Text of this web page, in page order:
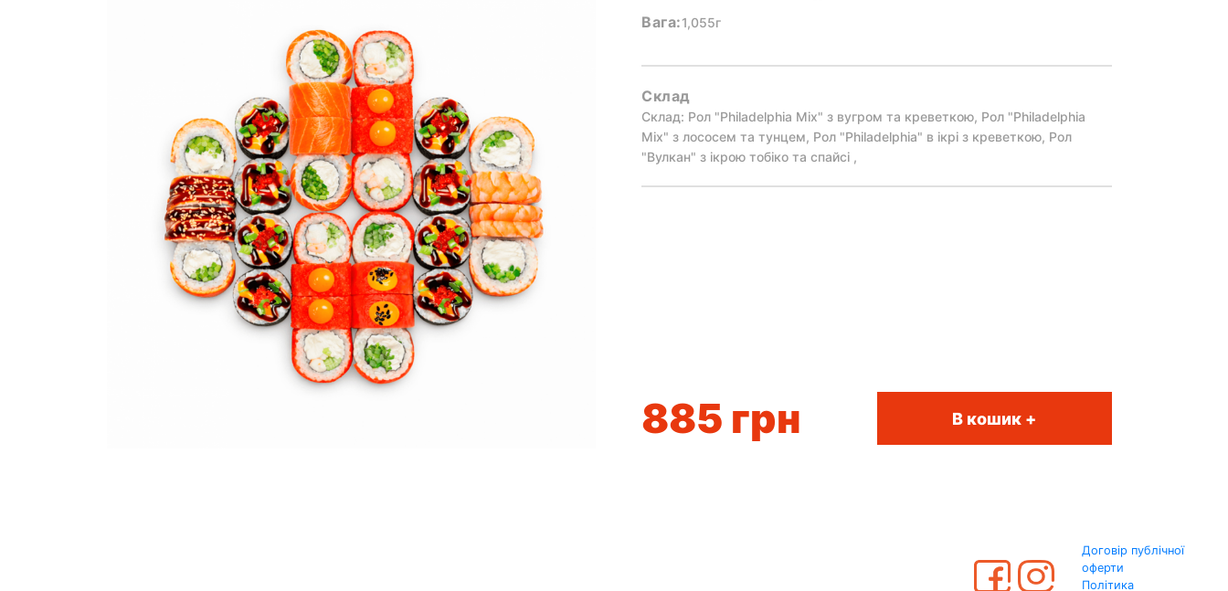
Вага:1,055г
Склад
Склад: Рол "Philadelphia Mix" з вугром та креветкою, Рол "Philadelphia
Mix" з лососем та тунцем, Рол "Philadelphia" в ікрі з креветкою, Рол
"Вулкан" з ікрою тобіко та спайсі ,
885 грн В кошик +
Договір публічної
оферти
Політика